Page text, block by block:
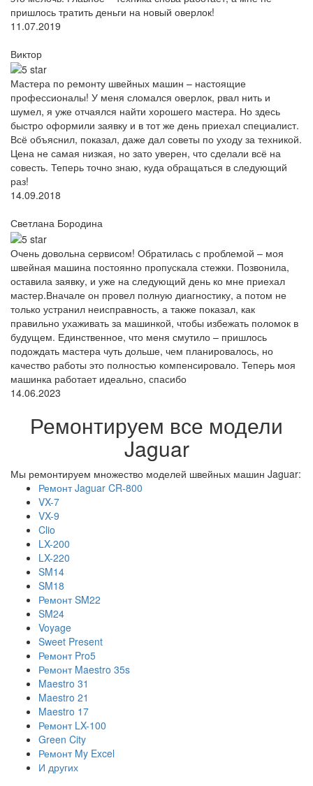
пришлось тратить деньги на новый оверлок!
11.07.2019
Виктор
Мастера по ремонту швейных машин – настоящие
профессионалы! У меня сломался оверлок, рвал нить и
шумел, я уже отчаялся найти хорошего мастера. Но здесь
быстро оформили заявку и в тот же день приехал специалист.
Всё объяснил, показал, даже дал советы по уходу за техникой.
Цена не самая низкая, но зато уверен, что сделали всё на
совесть. Теперь точно знаю, куда обращаться в следующий
раз!
14.09.2018
Светлана Бородина
Очень довольна сервисом! Обратилась с проблемой – моя
швейная машина постоянно пропускала стежки. Позвонила,
оставила заявку, и уже на следующий день ко мне приехал
мастер.Вначале он провел полную диагностику, а потом не
только устранил неисправность, а также показал, как
правильно ухаживать за машинкой, чтобы избежать поломок в
будущем. Единственное, что меня смутило – пришлось
подождать мастера чуть дольше, чем планировалось, но
качество работы это полностью компенсировало. Теперь моя
машинка работает идеально, спасибо
14.06.2023
Ремонтируем все модели
Jaguar
Мы ремонтируем множество моделей швейных машин Jaguar:
Ремонт Jaguar CR-800
VX-7
VX-9
Clio
LX-200
LX-220
SM14
SM18
Ремонт SM22
SM24
Voyage
Sweet Present
Ремонт Pro5
Ремонт Maestro 35s
Maestro 31
Maestro 21
Maestro 17
Ремонт LX-100
Green City
Ремонт My Excel
И других